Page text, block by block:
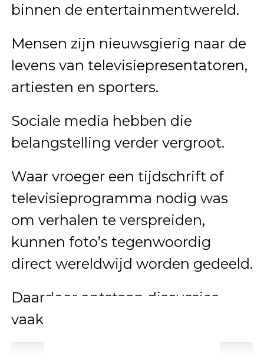
binnen de entertainmentwereld.
Mensen zijn nieuwsgierig naar de
levens van televisiepresentatoren,
artiesten en sporters.
Sociale media hebben die
belangstelling verder vergroot.
Waar vroeger een tijdschrift of
televisieprogramma nodig was
om verhalen te verspreiden,
kunnen foto’s tegenwoordig
direct wereldwijd worden gedeeld.
Daardoor ontstaan discussies
vaak sneller dan ooit.